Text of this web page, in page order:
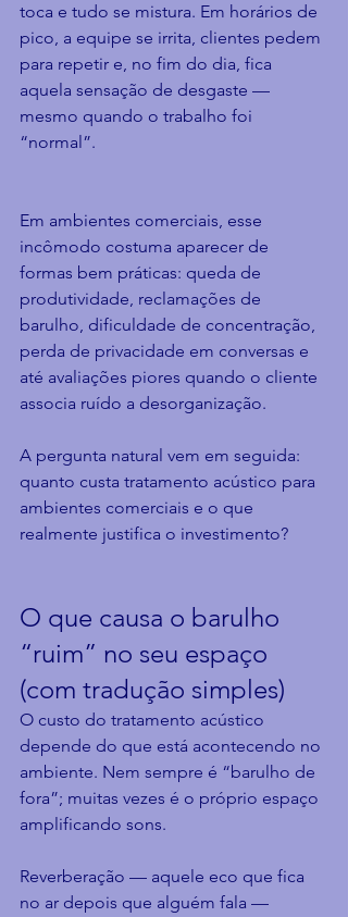
toca e tudo se mistura. Em horários de
pico, a equipe se irrita, clientes pedem
para repetir e, no fim do dia, fica
aquela sensação de desgaste —
mesmo quando o trabalho foi
“normal”.
Em ambientes comerciais, esse
incômodo costuma aparecer de
formas bem práticas: queda de
produtividade, reclamações de
barulho, dificuldade de concentração,
perda de privacidade em conversas e
até avaliações piores quando o cliente
associa ruído a desorganização.
A pergunta natural vem em seguida:
quanto custa tratamento acústico para
ambientes comerciais e o que
realmente justifica o investimento?
O que causa o barulho
“ruim” no seu espaço
(com tradução simples)
O custo do tratamento acústico
depende do que está acontecendo no
ambiente. Nem sempre é “barulho de
fora”; muitas vezes é o próprio espaço
amplificando sons.
Reverberação — aquele eco que fica
no ar depois que alguém fala —